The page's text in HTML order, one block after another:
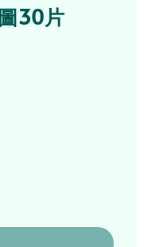
30片